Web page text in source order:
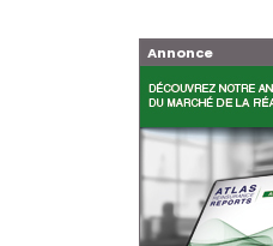
Annonce